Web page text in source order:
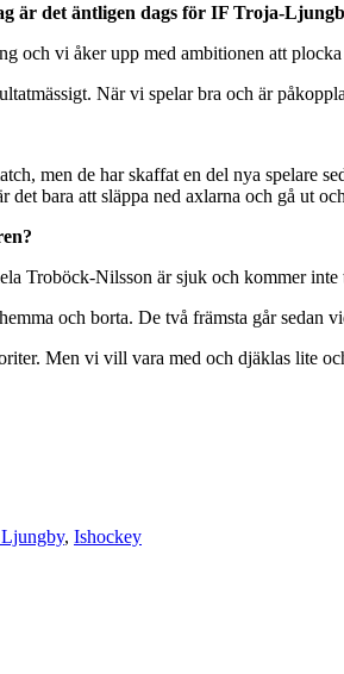
är det äntligen dags för IF Troja-
och vi åker upp med ambitionen att
När vi spelar bra och är
men de har skaffat en del nya spelare
det bara att släppa ned axlarna och gå ut
Troböck-Nilsson är sjuk och kommer inte
och borta. De två främsta går sedan
Men vi vill vara med och djäklas lite
, Ishockey